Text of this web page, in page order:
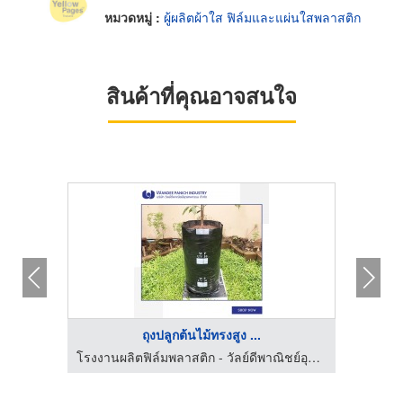
หมวดหมู่ : ผู้ผลิตผ้าใส ฟิล์มและแผ่นใสพลาสติก
สินค้าที่คุณอาจสนใจ
ถุงปลูกต้นไม้ทรงสูง ...
โรงงานผลิตฟิล์มพลาสติก - วัลย์ดีพาณิชย์อุตสาหกรรม